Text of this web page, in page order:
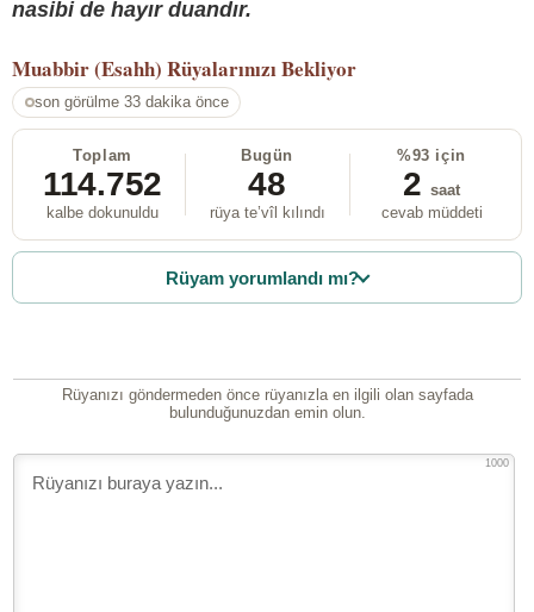
nasibi de hayır duandır.
Muabbir (Esahh) Rüyalarınızı Bekliyor
son görülme 33 dakika önce
Toplam
114.752
kalbe dokunuldu
Bugün
48
rüya te’vîl kılındı
%93 için
2 saat
cevab müddeti
Rüyam yorumlandı mı?
Rüyanızı göndermeden önce rüyanızla en ilgili olan sayfada
bulunduğunuzdan emin olun.
1000